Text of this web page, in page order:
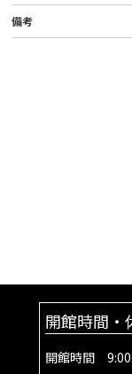
備考
開館時間・
開館時間 9:00